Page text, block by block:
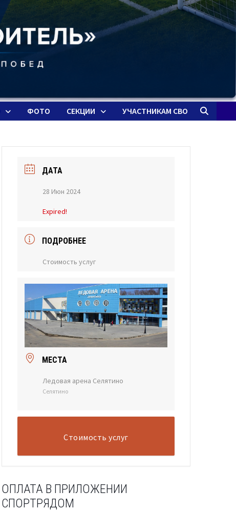
ФОТО СЕКЦИИ УЧАСТНИКАМ СВО
ДАТА
28 Июн 2024
Expired!
ПОДРОБНЕЕ
Стоимость услуг
МЕСТА
Ледовая арена Селятино
Селятино
Стоимость услуг
ОПЛАТА В ПРИЛОЖЕНИИ
СПОРТРЯДОМ